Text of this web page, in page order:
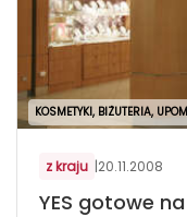
KOSMETYKI, BIŻUTERIA,
z kraju |20.11.2008
YES gotowe